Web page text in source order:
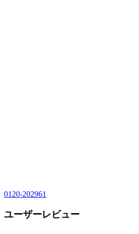
0120-202961
ユーザーレビュー